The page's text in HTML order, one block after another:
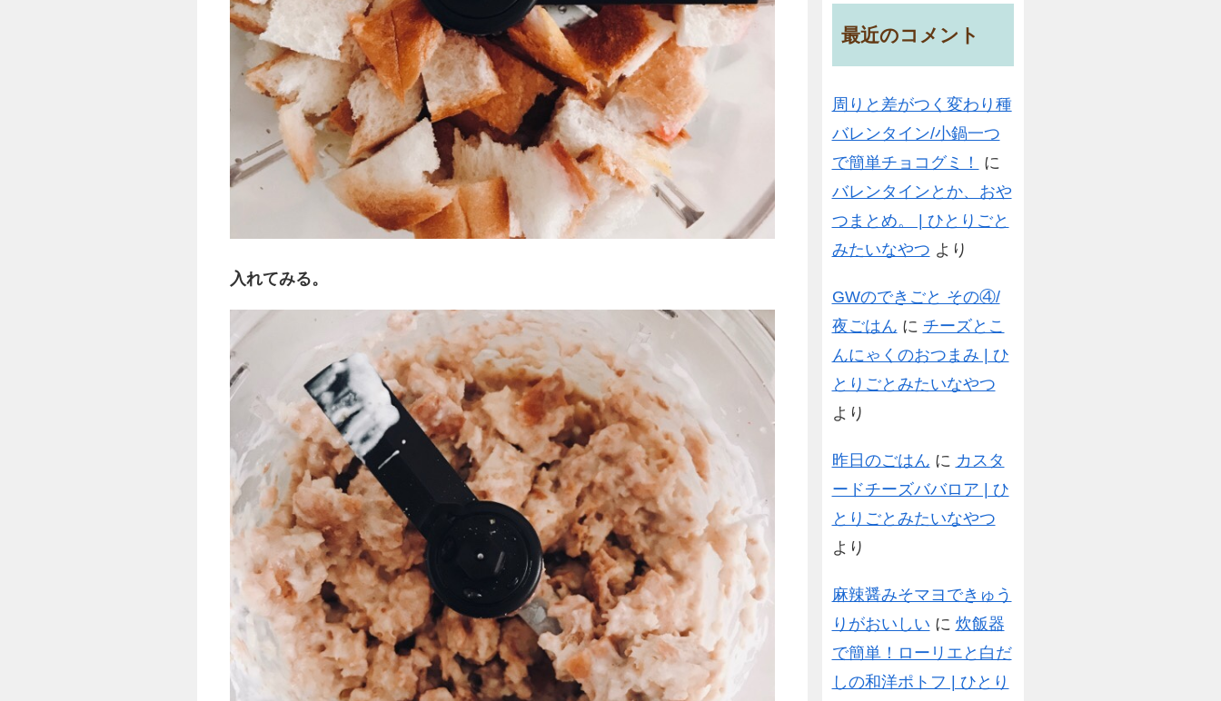
入れてみる。
最近のコメント
周りと差がつく変わり種
バレンタイン/小鍋一つ
で簡単チョコグミ！
に
バレンタインとか、おや
つまとめ。 | ひとりごと
みたいなやつ より
GWのできごと その④/
夜ごはん に チーズとこ
んにゃくのおつまみ | ひ
とりごとみたいなやつ
より
昨日のごはん に カスタ
ードチーズババロア | ひ
とりごとみたいなやつ
より
麻辣醤みそマヨできゅう
りがおいしい に 炊飯器
で簡単！ローリエと白だ
しの和洋ポトフ | ひとり